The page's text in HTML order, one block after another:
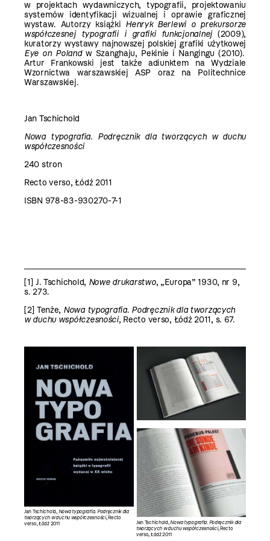
w projektach wydawniczych, typografii, projektowaniu
systemów identyfikacji wizualnej i oprawie graficznej
wystaw. Autorzy książki Henryk Berlewi o prekursorze
współczesnej typografii i grafiki funkcjonalnej(2009),
kuratorzy wystawy najnowszej polskiej grafiki użytkowej
Eye on Polandw Szanghaju, Pekinie i Nangingu (2010).
Artur Frankowski jest także adiunktem na Wydziale
Wzornictwa warszawskiej ASP oraz na Politechnice
Warszawskiej.
Jan Tschichold
Nowa typografia. Podręcznik dla tworzących w duchu
współczesności
240 stron
Recto verso, Łódź 2011
ISBN 978-83-930270-7-1
[1] J. Tschichold, Nowe drukarstwo, „Europa” 1930, nr 9,
s. 273.
[2] Tenże, Nowa typografia. Podręcznik dla tworzących
w duchu współczesności, Recto verso, Łódź 2011, s. 67.
Jan Tschichold, Nowa typografia. Podręcznik dla
tworzących w duchu współczesności, Recto
verso, Łódź 2011
Jan Tschichold, Nowa typografia. Podręcznik dla
tworzących w duchu współczesności, Recto
verso, Łódź 2011